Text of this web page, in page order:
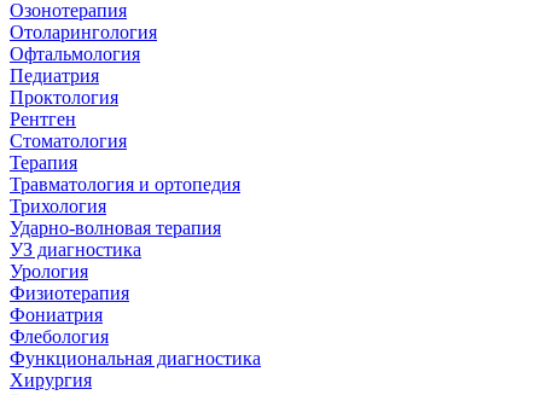
Озонотерапия
Отоларингология
Офтальмология
Педиатрия
Проктология
Рентген
Стоматология
Терапия
Травматология и ортопедия
Трихология
Ударно-волновая терапия
УЗ диагностика
Урология
Физиотерапия
Фониатрия
Флебология
Функциональная диагностика
Хирургия